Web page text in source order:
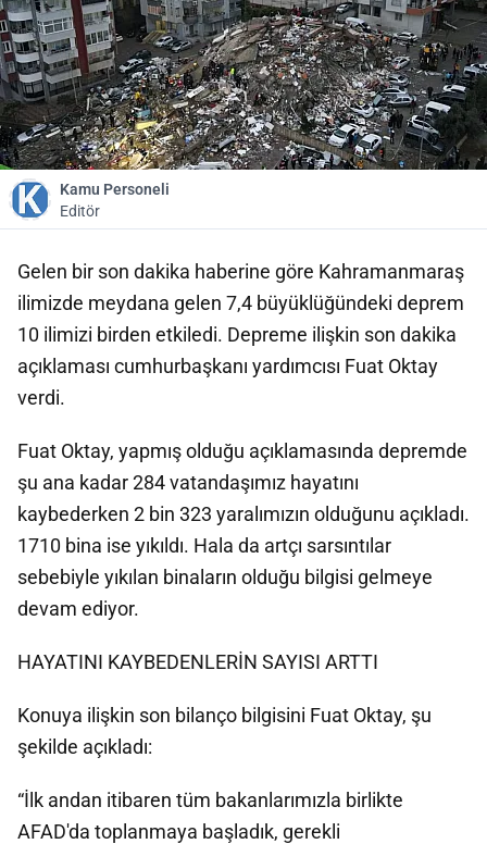
Kamu Personeli
Editör
Gelen bir son dakika haberine göre Kahramanmaraş
ilimizde meydana gelen 7,4 büyüklüğündeki deprem
10 ilimizi birden etkiledi. Depreme ilişkin son dakika
açıklaması cumhurbaşkanı yardımcısı Fuat Oktay
verdi.
Fuat Oktay, yapmış olduğu açıklamasında depremde
şu ana kadar 284 vatandaşımız hayatını
kaybederken 2 bin 323 yaralımızın olduğunu açıkladı.
1710 bina ise yıkıldı. Hala da artçı sarsıntılar
sebebiyle yıkılan binaların olduğu bilgisi gelmeye
devam ediyor.
HAYATINI KAYBEDENLERİN SAYISI ARTTI
Konuya ilişkin son bilanço bilgisini Fuat Oktay, şu
şekilde açıkladı:
“İlk andan itibaren tüm bakanlarımızla birlikte
AFAD'da toplanmaya başladık, gerekli